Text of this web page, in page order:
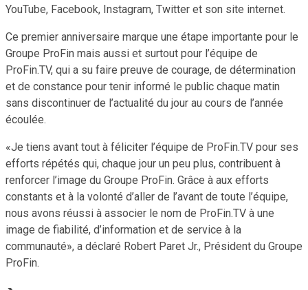
YouTube, Facebook, Instagram, Twitter et son site internet.
Ce premier anniversaire marque une étape importante pour le
Groupe ProFin mais aussi et surtout pour l’équipe de
ProFin.TV, qui a su faire preuve de courage, de détermination
et de constance pour tenir informé le public chaque matin
sans discontinuer de l’actualité du jour au cours de l’année
écoulée.
«Je tiens avant tout à féliciter l’équipe de ProFin.TV pour ses
efforts répétés qui, chaque jour un peu plus, contribuent à
renforcer l’image du Groupe ProFin. Grâce à aux efforts
constants et à la volonté d’aller de l’avant de toute l’équipe,
nous avons réussi à associer le nom de ProFin.TV à une
image de fiabilité, d’information et de service à la
communauté», a déclaré Robert Paret Jr., Président du Groupe
ProFin.